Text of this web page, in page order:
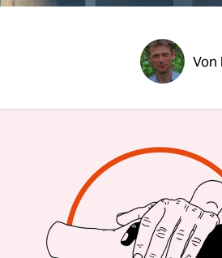
genossenschaft
Von
Energy
über eine
EnerjiSA